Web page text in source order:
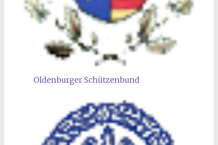
Oldenburger Schützenbund